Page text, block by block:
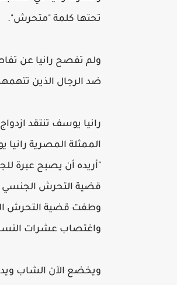
تحتها كلمة "متحرش".
ولم تفصح رانيا عن
ضد الرجال الذين
رانيا يوسف تنتقد
الممثلة المصرية
"أريده أن يصبح عبرة
قضية التحرش الجنسي
وطفت قضية التحرش
واغتصاب عشرات
ويخضع الآن الشاب